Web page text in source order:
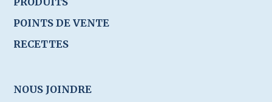
POINTS DE VENTE
RECETTES
NOUS JOINDRE